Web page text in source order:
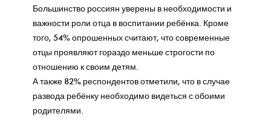
Большинство россиян уверены в необходимости и
важности роли отца в воспитании ребёнка. Кроме
того, 54% опрошенных считают, что современные
отцы проявляют гораздо меньше строгости по
отношению к своим детям.
А также 82% респондентов отметили, что в случае
развода ребёнку необходимо видеться с обоими
родителями.